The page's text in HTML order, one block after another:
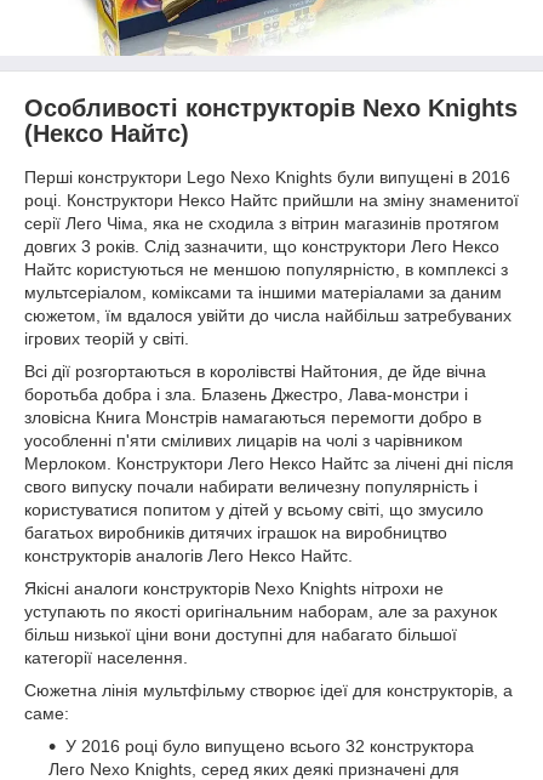
Особливості конструкторів Nexo Knights
(Нексо Найтс)
Перші конструктори Lego Nexo Knights були випущені в 2016
році. Конструктори Нексо Найтс прийшли на зміну знаменитої
серії Лего Чіма, яка не сходила з вітрин магазинів протягом
довгих 3 років. Слід зазначити, що конструктори Лего Нексо
Найтс користуються не меншою популярністю, в комплексі з
мультсеріалом, коміксами та іншими матеріалами за даним
сюжетом, їм вдалося увійти до числа найбільш затребуваних
ігрових теорій у світі.
Всі дії розгортаються в королівстві Найтония, де йде вічна
боротьба добра і зла. Блазень Джестро, Лава-монстри і
зловісна Книга Монстрів намагаються перемогти добро в
уособленні п'яти сміливих лицарів на чолі з чарівником
Мерлоком. Конструктори Лего Нексо Найтс за лічені дні після
свого випуску почали набирати величезну популярність і
користуватися попитом у дітей у всьому світі, що змусило
багатьох виробників дитячих іграшок на виробництво
конструкторів аналогів Лего Нексо Найтс.
Якісні аналоги конструкторів Nexo Knights нітрохи не
уступають по якості оригінальним наборам, але за рахунок
більш низької ціни вони доступні для набагато більшої
категорії населення.
Сюжетна лінія мультфільму створює ідеї для конструкторів, а
саме:
У 2016 році було випущено всього 32 конструктора
Лего Nexo Knights, серед яких деякі призначені для